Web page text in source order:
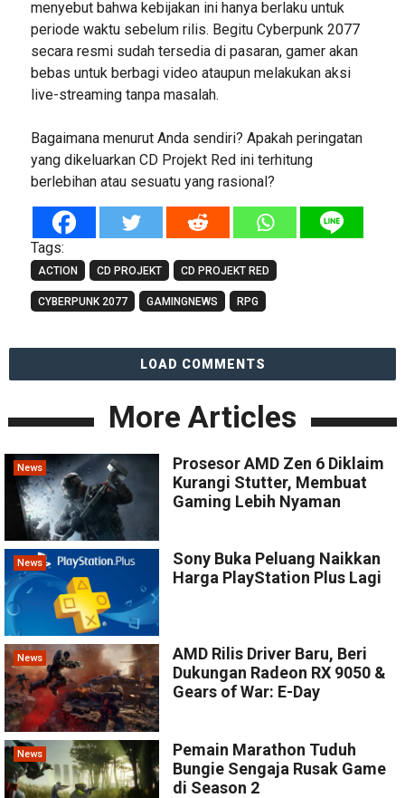
menyebut bahwa kebijakan ini hanya berlaku untuk
periode waktu sebelum rilis. Begitu Cyberpunk 2077
secara resmi sudah tersedia di pasaran, gamer akan
bebas untuk berbagi video ataupun melakukan aksi
live-streaming tanpa masalah.
Bagaimana menurut Anda sendiri? Apakah peringatan
yang dikeluarkan CD Projekt Red ini terhitung
berlebihan atau sesuatu yang rasional?
Tags:
ACTION CD PROJEKT CD PROJEKT RED
CYBERPUNK 2077 GAMINGNEWS RPG
LOAD COMMENTS
More Articles
News
Prosesor AMD Zen 6 Diklaim
Kurangi Stutter, Membuat
Gaming Lebih Nyaman
News
Sony Buka Peluang Naikkan
Harga PlayStation Plus Lagi
News
AMD Rilis Driver Baru, Beri
Dukungan Radeon RX 9050 &
Gears of War: E-Day
News
Pemain Marathon Tuduh
Bungie Sengaja Rusak Game
di Season 2